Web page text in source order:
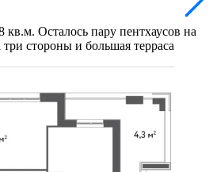
кв.м. Осталось пару пентхаусов на
стороны и большая терраса